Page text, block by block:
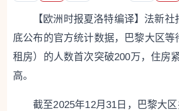
【欧洲时报夏洛特编译】法新社
底公布的官方统计数据，巴黎大区等
租房）的人数首次突破200万，住房
高。
截至2025年12月31日，巴黎大